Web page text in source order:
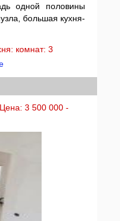
одной половины
большая кухня-
комнат: 3
3 500 000 -